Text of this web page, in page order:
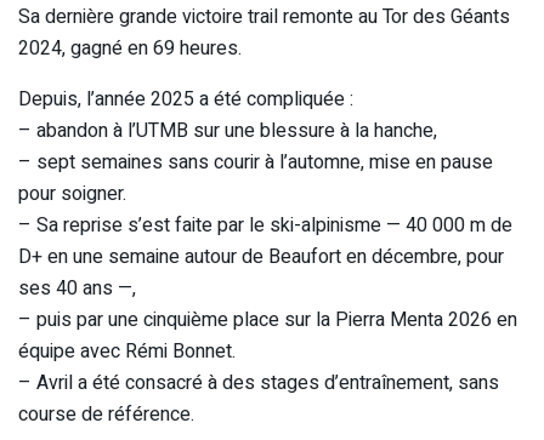
Sa dernière grande victoire trail remonte au Tor des Géants
2024, gagné en 69 heures.
Depuis, l’année 2025 a été compliquée :
– abandon à l’UTMB sur une blessure à la hanche,
– sept semaines sans courir à l’automne, mise en pause
pour soigner.
– Sa reprise s’est faite par le ski-alpinisme — 40 000 m de
D+ en une semaine autour de Beaufort en décembre, pour
ses 40 ans —,
– puis par une cinquième place sur la Pierra Menta 2026 en
équipe avec Rémi Bonnet.
– Avril a été consacré à des stages d’entraînement, sans
course de référence.